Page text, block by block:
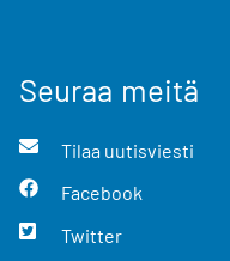
Seuraa meitä
Tilaa uutisviesti
Facebook
Twitter